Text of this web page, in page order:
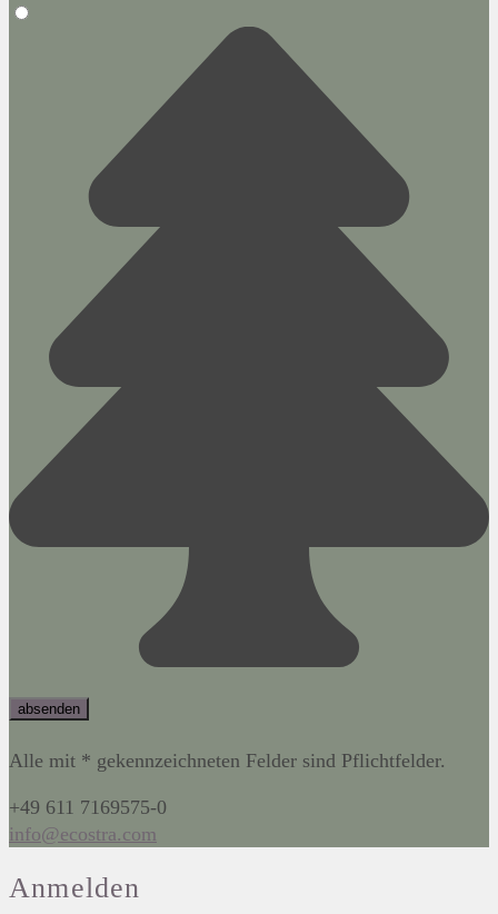
Alle mit * gekennzeichneten Felder sind Pflichtfelder.
+49 611 7169575-0
info@ecostra.com
Anmelden